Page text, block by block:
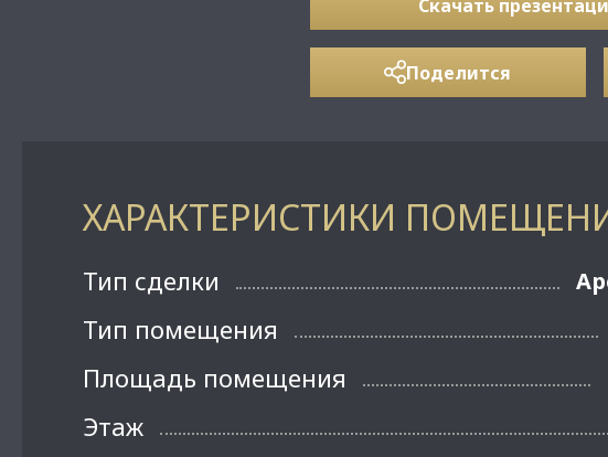
Скачать
Поделится
ХАРАКТЕРИСТИКИ
Тип сделки
Тип помещения
Площадь помещения
Этаж